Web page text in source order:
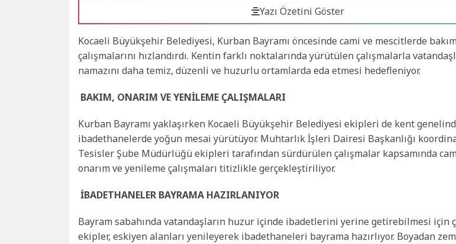
Yazı Özetini Göster
Kocaeli Büyükşehir Belediyesi, Kurban Bayramı öncesinde cami ve mescitlerde
çalışmalarını hızlandırdı. Kentin farklı noktalarında yürütülen çalışmalarla
namazını daha temiz, düzenli ve huzurlu ortamlarda eda etmesi hedefleniyor.
BAKIM, ONARIM VE YENİLEME ÇALIŞMALARI
Kurban Bayramı yaklaşırken Kocaeli Büyükşehir Belediyesi ekipleri de kent
ibadethanelerde yoğun mesai yürütüyor. Muhtarlık İşleri Dairesi Başkanlığı
Tesisler Şube Müdürlüğü ekipleri tarafından sürdürülen çalışmalar kapsamında
onarım ve yenileme çalışmaları titizlikle gerçekleştiriliyor.
İBADETHANELER BAYRAMA HAZIRLANIYOR
Bayram sabahında vatandaşların huzur içinde ibadetlerini yerine getirebilmesi için
ekipler, eskiyen alanları yenileyerek ibadethaneleri bayrama hazırlıyor. Boyadan